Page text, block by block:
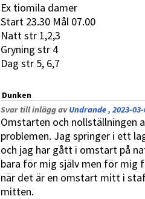
Ex tiomila damer
Start 23.30 Mål 07.00
Natt str 1,2,3
Gryning str 4
Dag str 5, 6,7
Dunken
Svar till inlägg avUndrande , 2023-03-
Omstarten och nollställningen
problemen. Jag springer i ett
och jag har gått i omstart på
bara för mig själv men för mig
när det är en omstart mitt i
mitten.